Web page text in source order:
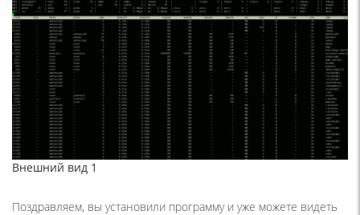
Внешний вид 1
Поздравляем, вы установили программу и уже можете видеть